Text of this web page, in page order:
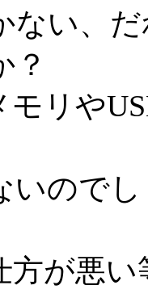
ない、
？
モリや
いので
方が悪